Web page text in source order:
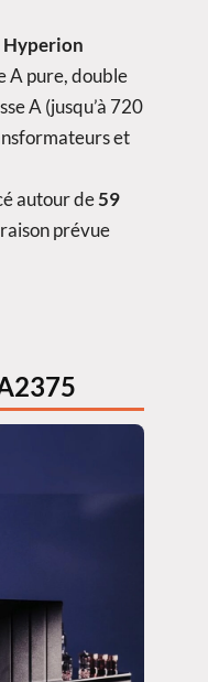
Hyperion
A pure, double
A (jusqu’à 720
et
autour de59
prévue